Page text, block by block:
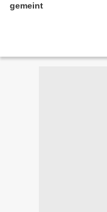
gemeint